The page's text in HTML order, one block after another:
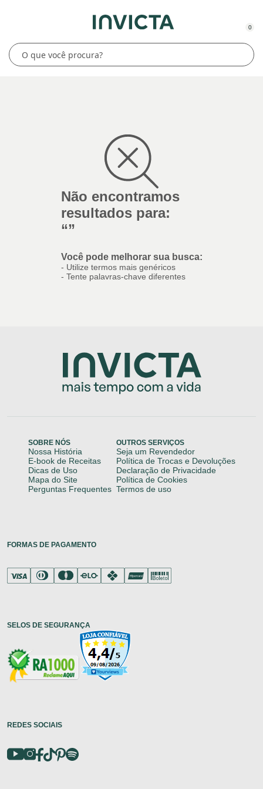
0
Não encontramos
resultados para:
“”
Você pode melhorar sua busca:
- Utilize termos mais genéricos
- Tente palavras-chave diferentes
SOBRE NÓS
Nossa História
E-book de Receitas
Dicas de Uso
Mapa do Site
Perguntas Frequentes
OUTROS SERVIÇOS
Seja um Revendedor
Política de Trocas e Devoluções
Declaração de Privacidade
Política de Cookies
Termos de uso
FORMAS DE PAGAMENTO
SELOS DE SEGURANÇA
REDES SOCIAIS